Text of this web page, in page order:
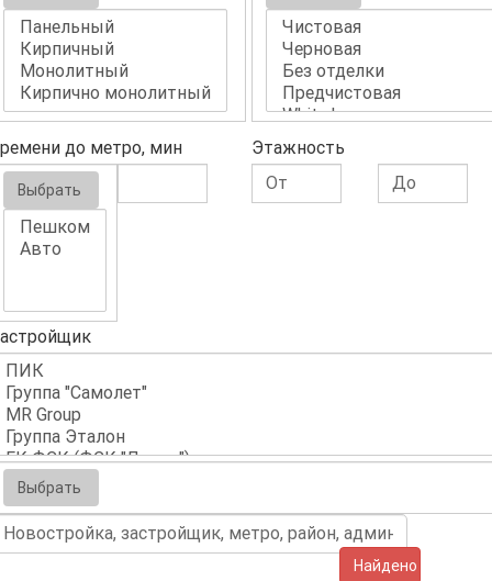
до метро, мин
Выбрать
Этажность
Выбрать
Найдено (638)